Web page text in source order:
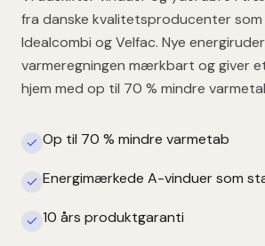
fra danske kvalitetsproducenter som
Idealcombi og Velfac. Nye
varmeregningen mærkbart og giver
hjem med op til 70 % mindre
Op til 70 % mindre varmetab
Energimærkede A-vinduer som
10 års produktgaranti